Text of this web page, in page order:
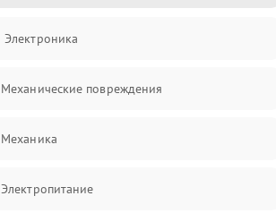
Электроника
Механические повреждения
Механика
Электропитание